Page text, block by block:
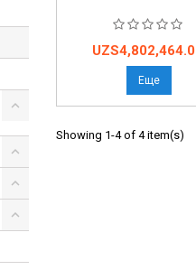
Рентгеновские аппараты
Тракционные кровати
Электрокардиографы
Электроэнцефалографы
Электрохирургические
Экстракторы
Цена
Еще
Showing 1-4 of 4 item(s)